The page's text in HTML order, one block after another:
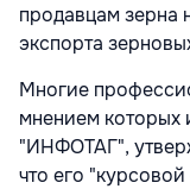
продавцам зерна
экспорта
Многие
мнением которых
"ИНФОТАГ",
что его